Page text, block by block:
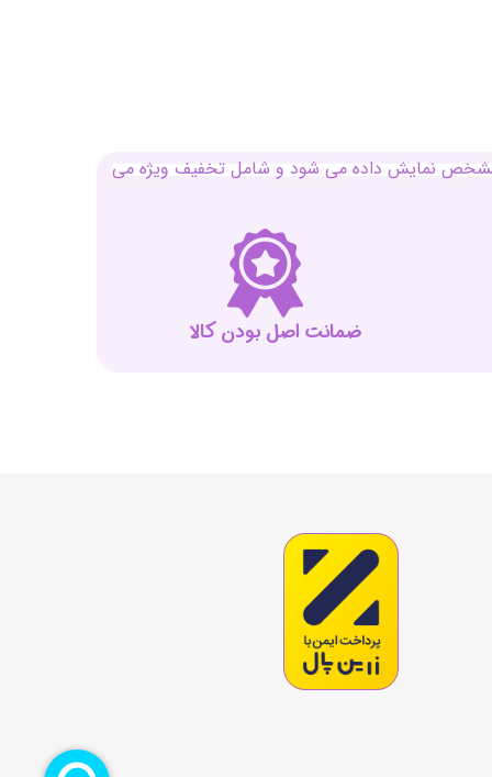
مشخص نمایش داده می شود و شامل تخفیف ویژه می
ضمانت اصل بودن کالا